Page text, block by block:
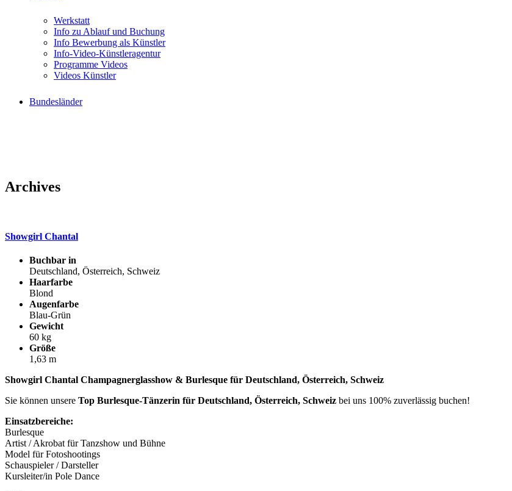
Werkstatt
Info zu Ablauf und Buchung
Info Bewerbung als Künstler
Info-Video-Künstleragentur
Programme Videos
Videos Künstler
Bundesländer
Archives
Showgirl Chantal
Buchbar in
Deutschland, Österreich, Schweiz
Haarfarbe
Blond
Augenfarbe
Blau-Grün
Gewicht
60 kg
Größe
1,63 m
Showgirl Chantal Champagnerglasshow & Burlesque für Deutschland, Österreich, Schweiz
Sie können unsere Top Burlesque-Tänzerin für Deutschland, Österreich, Schweiz bei uns 100% zuverlässig buchen!
Einsatzbereiche:
Burlesque
Artist / Akrobat für Tanzshow und Bühne
Model für Fotoshootings
Schauspieler / Darsteller
Kursleiter/in Pole Dance